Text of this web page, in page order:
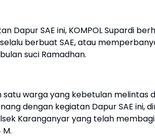
Dapur SAE ini, KOMPOL Supardi
berbuat SAE, atau
suci Ramadhan.
warga yang kebetulan melintas
dengan kegiatan Dapur SAE ini,
Karanganyar yang telah